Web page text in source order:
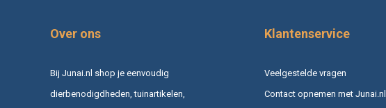
Over ons
Bij Junai.nl shop je eenvoudig
dierbenodigdheden, tuinartikelen,
Klantenservice
Veelgestelde vragen
Contact opnemen met Junai.nl